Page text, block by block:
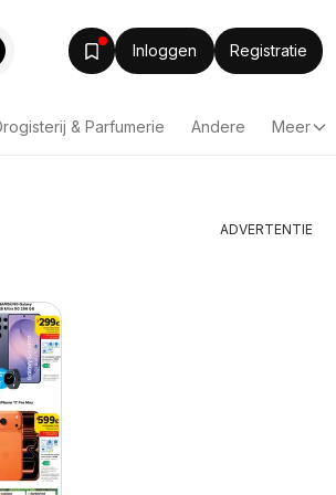
Inloggen Registratie
& Parfumerie Andere Meer
ADVERTENTIE